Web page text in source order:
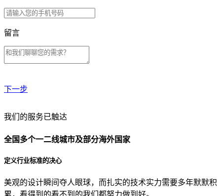
留言
下一步
贵公司预算范围是？
贵公司的团队规模是？
目前主要的营销渠道是？
我们的服务已触达
全国多个一二线城市及部分海外国家
定义行业标准的决心
美观的设计瞬间夺人眼球，而扎实的技术实力需要多年默默积
累，看得到的看不到的我们都努力做到好。